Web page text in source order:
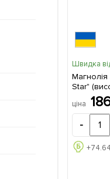
Швидка
Магнолія
Star"
ціна
-
+74.64